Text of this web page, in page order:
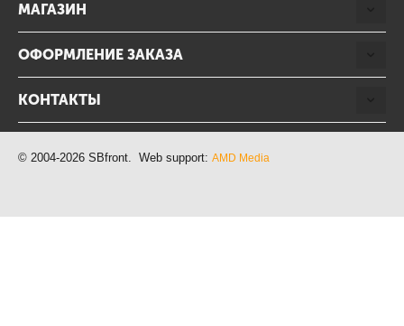
МАГАЗИН
ОФОРМЛЕНИЕ ЗАКАЗА
КОНТАКТЫ
© 2004-2026 SBfront. Web support: AMD Media